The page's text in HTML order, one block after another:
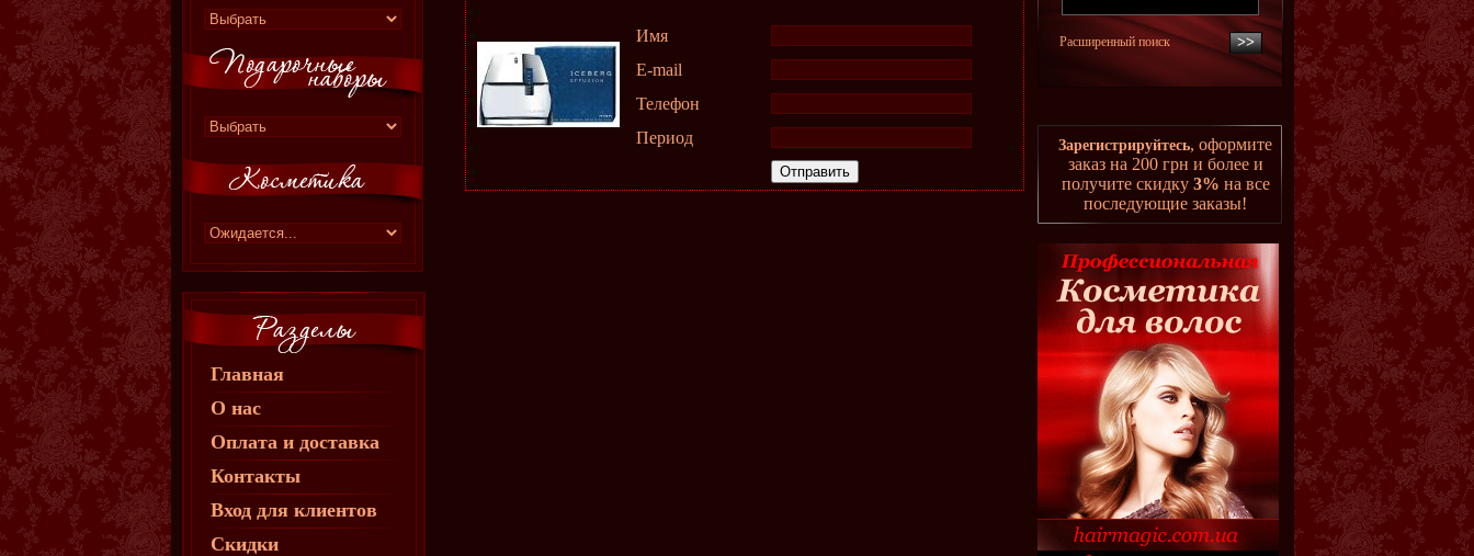
Главная
О нас
Оплата и доставка
Контакты
Вход для клиентов
Скидки
Имя
E-mail
Телефон
Период
Расширенный поиск
Зарегистрируйтесь, оформите
заказ на 200 грн и более и
получите скидку 3% на все
последующие заказы!